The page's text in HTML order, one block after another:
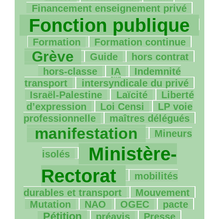
Financement enseignement privé
1130/1130
Fonction publique
198/1130
Formation
100/1130 Formation continue
781/1130
Grève
24/1130 Guide
13/1130 hors contrat
141/1130
hors-classe
14/1130 IA
9/1130
Indemnité
transport
28/1130 intersyndicale du privé
74/1130
Israël-Palestine
27/1130 Laïcité
140/1130
Liberté
d’expression
37/1130 Loi Censi
44/1130 LP voie
professionnelle
210/1130 maîtres délégués
852/1130
manifestation
129/1130
Mineurs
isolés
1069/1130
Ministère-
Rectorat
51/1130
mobilités
durables et transport
45/1130 Mouvement
32/1130
Mutation
4/1130 NAO
63/1130 OGEC
71/1130 pacte
381/1130
Pétition
107/1130 préavis
16/1130 Presse
97/1130